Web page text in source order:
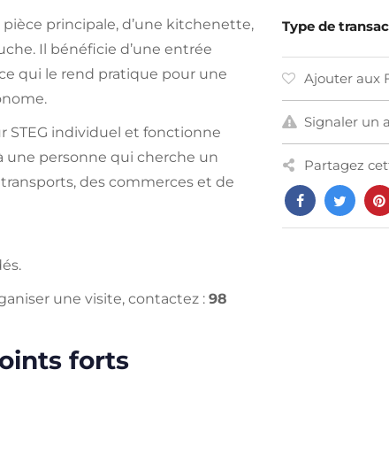
principale, d’une kitchenette,
Il bénéficie d’une entrée
qui le rend pratique pour une
STEG individuel et fonctionne
une personne qui cherche un
des commerces et de
une visite, contactez : 98
forts
Type de
Ajouter aux
Signaler un
Partagez